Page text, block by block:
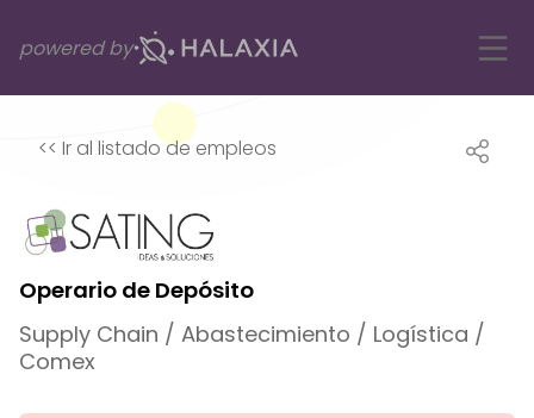
powered by
<< Ir al listado de empleos
Operario de Depósito
Supply Chain / Abastecimiento / Logística /
Comex